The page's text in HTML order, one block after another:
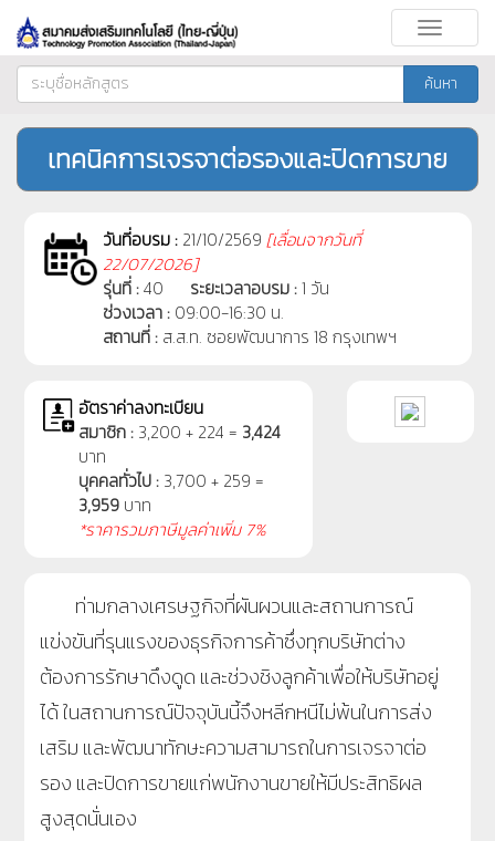
Toggle
ค้นหา
เทคนิคการเจรจาต่อรองและปิดการขาย
วันที่อบรม : 21/10/2569 [เลื่อนจากวันที่
22/07/2026]
รุ่นที่ :40 ระยะเวลาอบรม :1 วัน
ช่วงเวลา : 09:00-16:30 น.
สถานที่ : ส.ส.ท. ซอยพัฒนาการ 18 กรุงเทพฯ
อัตราค่าลงทะเบียน
สมาชิก : 3,200 + 224 = 3,424
บาท
บุคคลทั่วไป : 3,700 + 259 =
3,959 บาท
*ราคารวมภาษีมูลค่าเพิ่ม 7%
ท่ามกลางเศรษฐกิจที่ผันผวนและสถานการณ์
แข่งขันที่รุนแรงของธุรกิจการค้าซึ่งทุกบริษัทต่าง
ต้องการรักษาดึงดูด และช่วงชิงลูกค้าเพื่อให้บริษัทอยู่
ได้ในสถานการณ์ปัจจุบันนี้จึงหลีกหนีไม่พ้นในการส่ง
เสริม และพัฒนาทักษะความสามารถในการเจรจาต่อ
รอง และปิดการขายแก่พนักงานขายให้มีประสิทธิผล
สูงสุดนั่นเอง